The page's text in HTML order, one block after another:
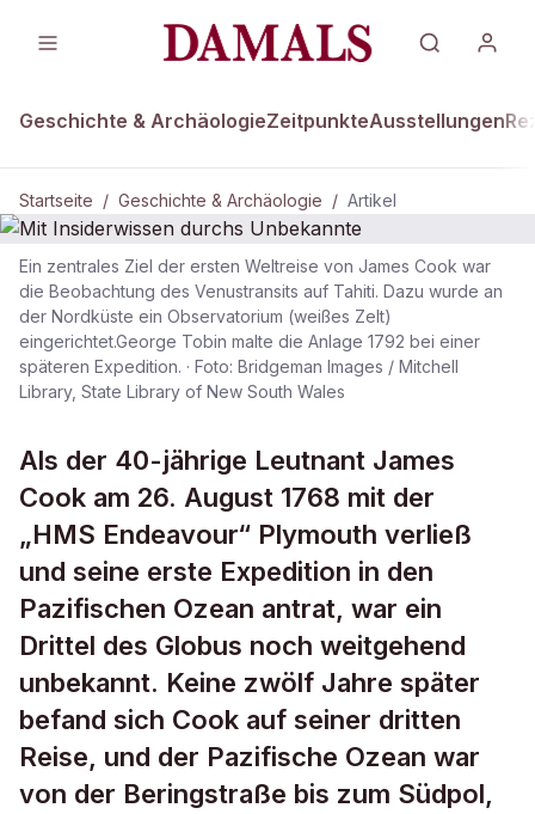
Geschichte & ArchäologieZeitpunkteAusstellungen
Startseite / Geschichte & Archäologie / Artikel
DAMALS PlusGESCHICHTE & ARCHÄOLOGIE
Mit Insiderwissen durchs
Unbekannte
Ein zentrales Ziel der ersten Weltreise von James Cook war
die Beobachtung des Venustransits auf Tahiti. Dazu wurde an
der Nordküste ein Observatorium (weißes Zelt)
eingerichtet.George Tobin malte die Anlage 1792 bei einer
späteren Expedition. · Foto: Bridgeman Images / Mitchell
Library, State Library of New South Wales
Als der 40-jährige Leutnant James
Cook am 26. August 1768 mit der
„HMS Endeavour“ Plymouth verließ
und seine erste Expedition in den
Pazifischen Ozean antrat, war ein
Drittel des Globus noch weitgehend
unbekannt. Keine zwölf Jahre später
befand sich Cook auf seiner dritten
Reise, und der Pazifische Ozean war
von der Beringstraße bis zum Südpol,